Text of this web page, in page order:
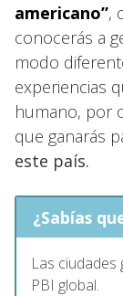
americano”,
conocerás a
modo
experiencias
humano, por
que ganarás
este país.
¿Sabías
Las ciudades
PBI global.